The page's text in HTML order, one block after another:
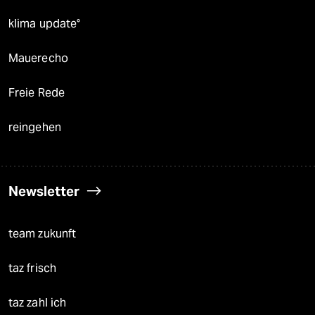
klima update°
Mauerecho
Freie Rede
reingehen
Newsletter
team zukunft
taz frisch
taz zahl ich